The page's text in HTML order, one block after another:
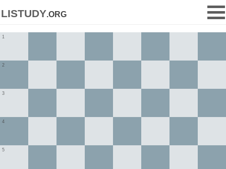
listudy.org
1
2
3
4
5